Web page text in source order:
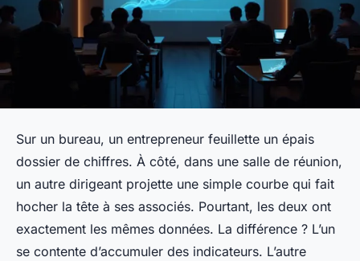
Sur un bureau, un entrepreneur feuillette un épais
dossier de chiffres. À côté, dans une salle de réunion,
un autre dirigeant projette une simple courbe qui fait
hocher la tête à ses associés. Pourtant, les deux ont
exactement les mêmes données. La différence ? L’un
se contente d’accumuler des indicateurs. L’autre